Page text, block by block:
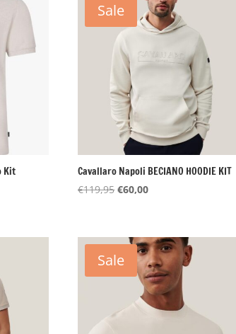
Kit
Sale
Cavallaro Napoli BECIANO HOODIE KIT
€119,95Oorspronkelijke
€119,95.
€60,00Huidige
€60,00.
Sale